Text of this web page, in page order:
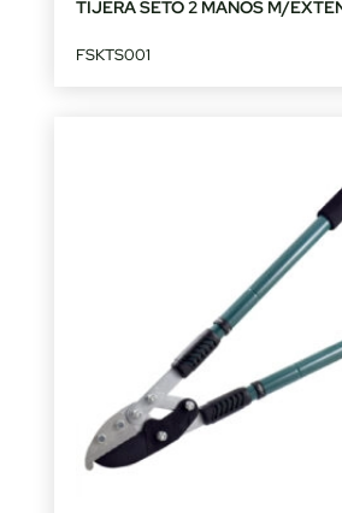
TIJERA SETO 2 MANOS M/
FSKTS001